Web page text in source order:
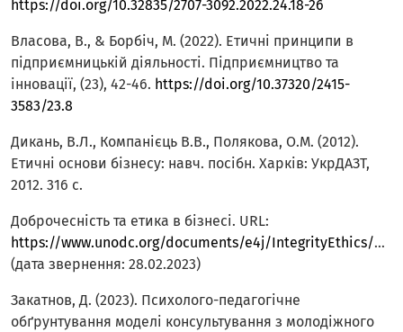
https://doi.org/10.32835/2707-3092.2022.24.18-26
Власова, В., & Борбіч, М. (2022). Етичні принципи в
підприємницькій діяльності. Підприємництво та
інновації, (23), 42-46. https://doi.org/10.37320/2415-
3583/23.8
Дикань, В.Л., Компанієць В.В., Полякова, О.М. (2012).
Етичні основи бізнесу: навч. посібн. Харків: УкрДАЗТ,
2012. 316 с.
Доброчесність та етика в бізнесі. URL:
https://www.unodc.org/documents/e4j/IntegrityEthics/E4J_Integrity_and_Ethics_Module_11_final_UKR.pdf
(дата звернення: 28.02.2023)
Закатнов, Д. (2023). Психолого-педагогічне
обґрунтування моделі консультування з молодіжного